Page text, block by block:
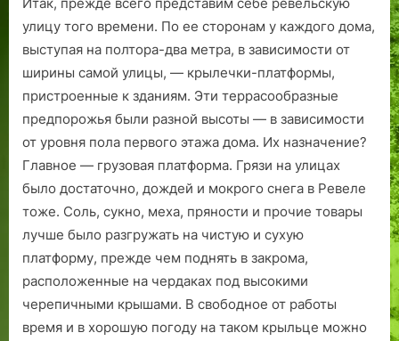
улицу того времени. По ее сторонам у каждого дома,
выступая на полтора-два метра, в зависимости от
ширины самой улицы, — крылечки-платформы,
пристроенные к зданиям. Эти террасообразные
предпорожья были разной высоты — в зависимости
от уровня пола первого этажа дома. Их назначение?
Главное — грузовая платформа. Грязи на улицах
было достаточно, дождей и мокрого снега в Ревеле
тоже. Соль, сукно, меха, пряности и прочие товары
лучше было разгружать на чистую и сухую
платформу, прежде чем поднять в закрома,
расположенные на чердаках под высокими
черепичными крышами. В свободное от работы
время и в хорошую погоду на таком крыльце можно